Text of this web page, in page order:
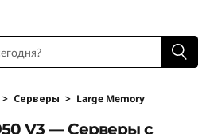
> Серверы > Large Memory
V3 — Серверы с